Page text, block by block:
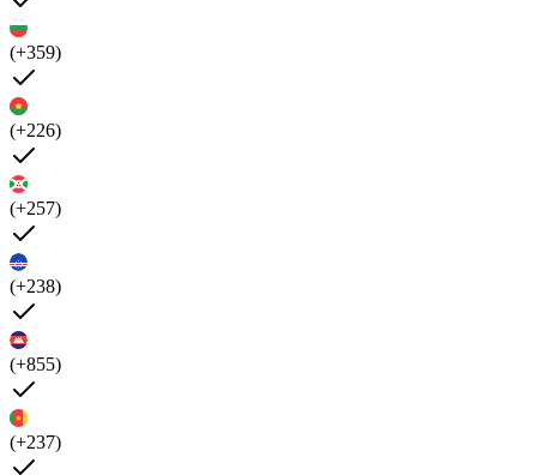
(+359)
(+226)
(+257)
(+238)
(+855)
(+237)